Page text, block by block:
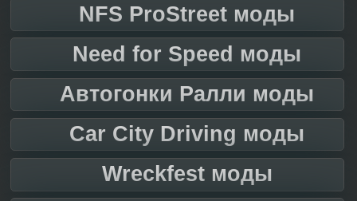
NFS ProStreet моды
Need for Speed моды
Автогонки Ралли моды
Car City Driving моды
Wreckfest моды